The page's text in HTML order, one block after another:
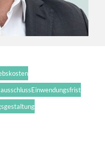
Einwendungsfrist